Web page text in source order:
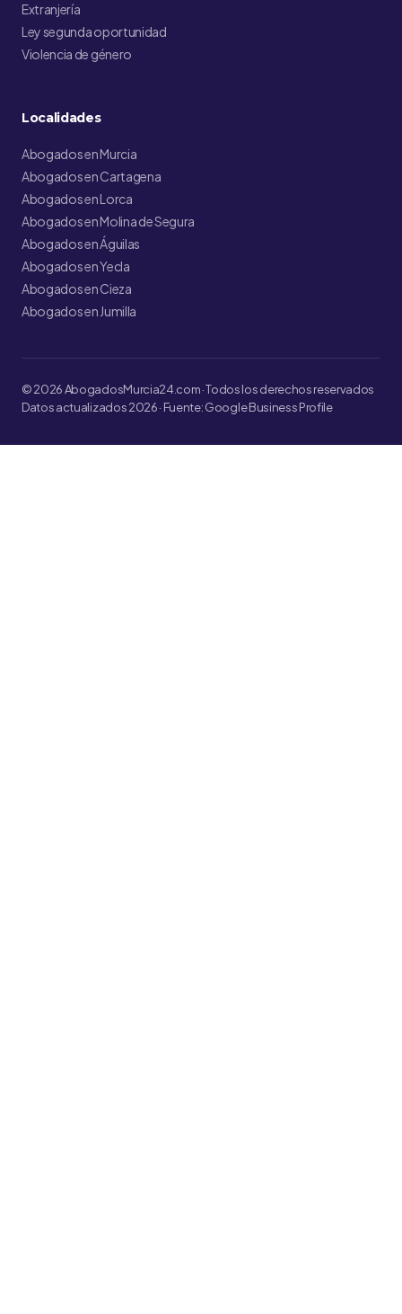
Extranjería
Ley segunda oportunidad
Violencia de género
Localidades
Abogados en Murcia
Abogados en Cartagena
Abogados en Lorca
Abogados en Molina de Segura
Abogados en Águilas
Abogados en Yecla
Abogados en Cieza
Abogados en Jumilla
© 2026 AbogadosMurcia24.com · Todos los derechos reservados
Datos actualizados 2026 · Fuente: Google Business Profile